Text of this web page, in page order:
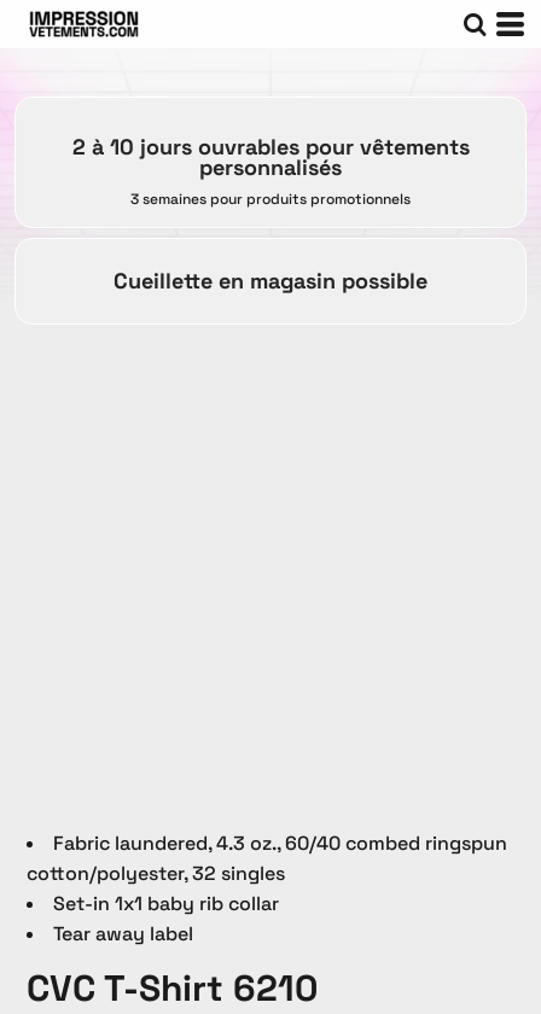
2 à 10 jours ouvrables pour vêtements
personnalisés
3 semaines pour produits promotionnels
Cueillette en magasin possible
Fabric laundered, 4.3 oz., 60/40 combed ringspun
cotton/polyester, 32 singles
Set-in 1x1 baby rib collar
Tear away label
CVC T-Shirt 6210